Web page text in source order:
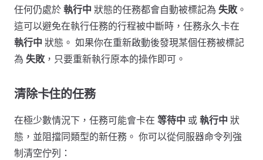
任何仍處於 執行中 狀態的任務都會自動被標記為 失敗 。
這可以避免在執行任務的行程被中斷時，任務永久卡在
執行中 狀態。 如果你在重新啟動後發現某個任務被標記
為 失敗 ，只要重新執行原本的操作即可。
清除卡住的任務
在極少數情況下，任務可能會卡在 等待中 或 執行中 狀
態，並阻擋同類型的新任務。 你可以從伺服器命令列強
制清空佇列：